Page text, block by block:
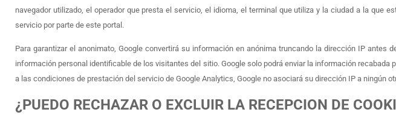
navegador utilizado, el operador que presta el servicio, el idioma, el terminal que utiliza y la ciudad a la que
servicio por parte de este portal.
Para garantizar el anonimato, Google convertirá su información en anónima truncando la dirección IP antes
información personal identificable de los visitantes del sitio. Google solo podrá enviar la información
a las condiciones de prestación del servicio de Google Analytics, Google no asociará su dirección IP a ningún
¿PUEDO RECHAZAR O EXCLUIR LA RECEPCION DE